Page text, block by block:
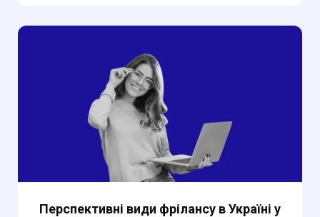
Перспективні види фрілансу в Україні у